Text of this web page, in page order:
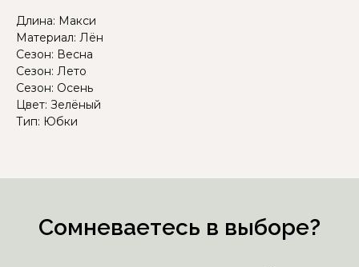
Длина: Макси
Материал: Лён
Сезон: Весна
Сезон: Лето
Сезон: Осень
Цвет: Зелёный
Тип: Юбки